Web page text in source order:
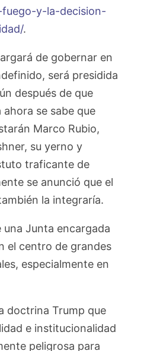
y-la-decision-
.
de gobernar en
será presidida
después de que
ahora se sabe que
Marco Rubio,
su yerno y
traficante de
se anunció que el
la integraría.
Junta encargada
el centro de grandes
especialmente en
doctrina Trump que
e institucionalidad
peligrosa para